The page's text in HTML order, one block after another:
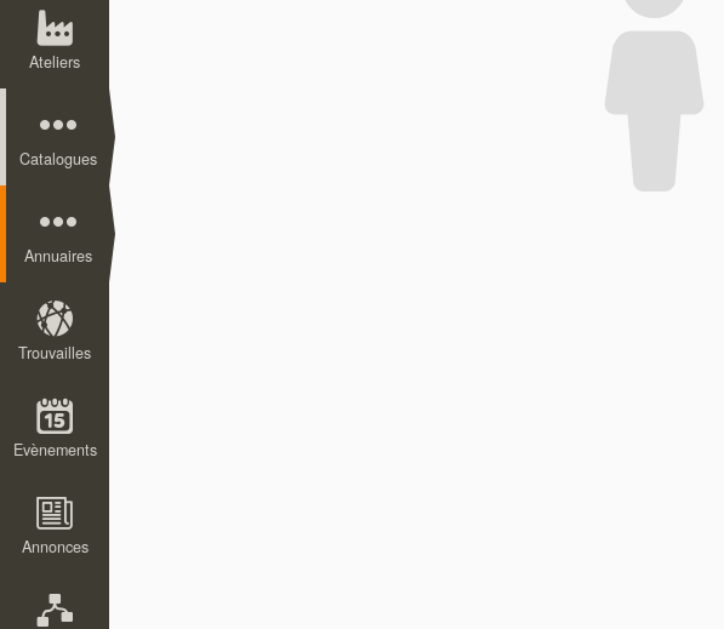
Ateliers
Catalogues
Annuaires
Trouvailles
Evènements
Annonces